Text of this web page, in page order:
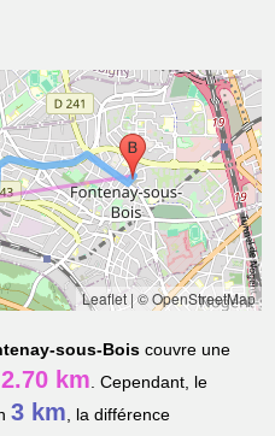
Leaflet|© OpenStreetMap
sous-Bois couvre une
2.70 km. Cependant, le
3 km, la différence